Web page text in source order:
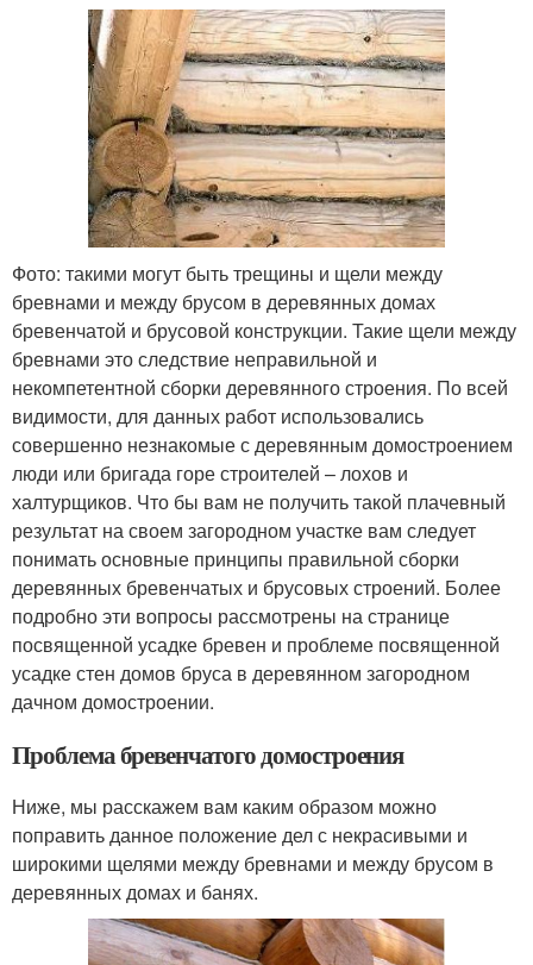
Фото: такими могут быть трещины и щели между
бревнами и между брусом в деревянных домах
бревенчатой и брусовой конструкции. Такие щели между
бревнами это следствие неправильной и
некомпетентной сборки деревянного строения. По всей
видимости, для данных работ использовались
совершенно незнакомые с деревянным домостроением
люди или бригада горе строителей – лохов и
халтурщиков. Что бы вам не получить такой плачевный
результат на своем загородном участке вам следует
понимать основные принципы правильной сборки
деревянных бревенчатых и брусовых строений. Более
подробно эти вопросы рассмотрены на странице
посвященной усадке бревен и проблеме посвященной
усадке стен домов бруса в деревянном загородном
дачном домостроении.
Проблема бревенчатого домостроения
Ниже, мы расскажем вам каким образом можно
поправить данное положение дел с некрасивыми и
широкими щелями между бревнами и между брусом в
деревянных домах и банях.